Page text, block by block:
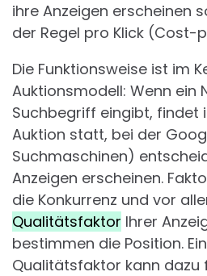
ihre Anzeigen erscheinen
der Regel pro Klick (Cost-
Die Funktionsweise ist im
Auktionsmodell: Wenn ein
Suchbegriff eingibt, findet
Auktion statt, bei der
Suchmaschinen)
Anzeigen erscheinen.
die Konkurrenz und vor
Qualitätsfaktor Ihrer
bestimmen die Position.
Qualitätsfaktor kann dazu